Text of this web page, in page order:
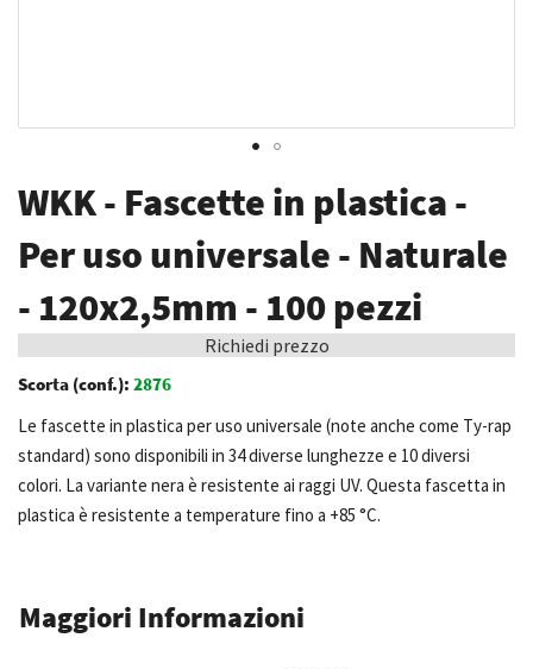
all'inizio
della
galleria
immagini
WKK - Fascette in plastica -
Per uso universale - Naturale
- 120x2,5mm - 100 pezzi
Richiedi prezzo
Scorta (conf.): 2876
Le fascette in plastica per uso universale (note anche come Ty-rap
standard) sono disponibili in 34 diverse lunghezze e 10 diversi
colori. La variante nera è resistente ai raggi UV. Questa fascetta in
plastica è resistente a temperature fino a +85 °C.
Maggiori Informazioni